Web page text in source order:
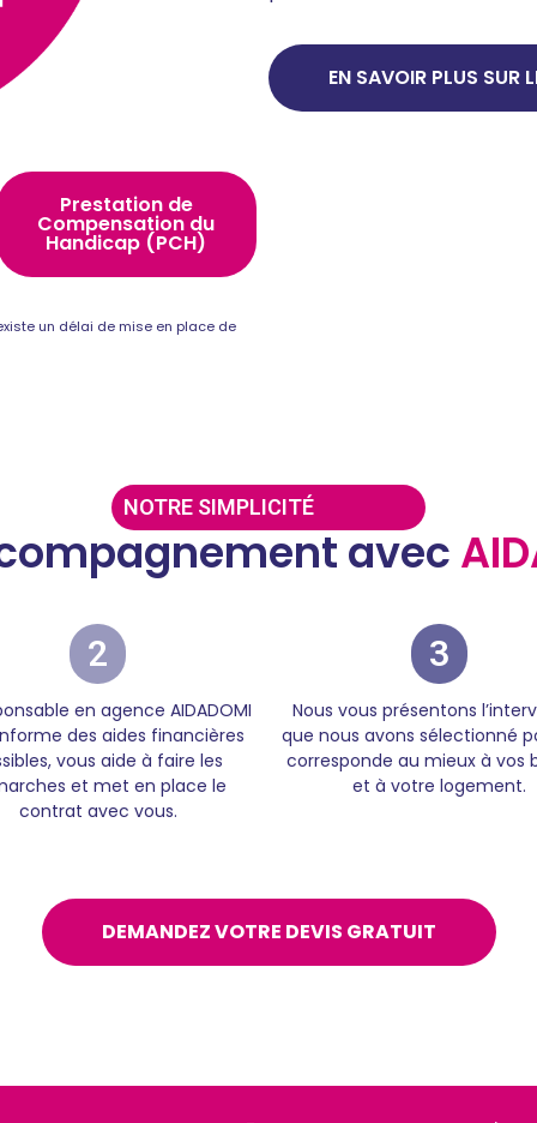
Prestation de
Compensation du
Handicap (PCH)
un délai de mise en place de
EN SAVOIR PLUS SUR
NOTRE SIMPLICITÉ
avec
2
en agence AIDADOMI
des aides financières
vous aide à faire les
et met en place le
contrat avec vous.
3
Nous vous présentons
que nous avons sélectionné
corresponde au mieux à vos
et à votre logement.
DEMANDEZ VOTRE DEVIS GRATUIT